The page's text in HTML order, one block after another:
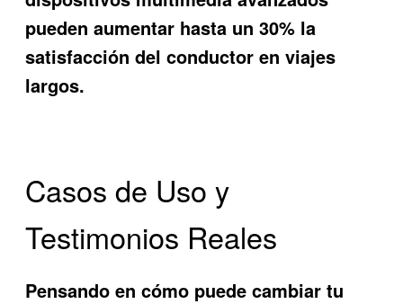
pueden aumentar hasta un 30% la
satisfacción del conductor en viajes
largos.
Casos de Uso y
Testimonios Reales
Pensando en cómo puede cambiar tu